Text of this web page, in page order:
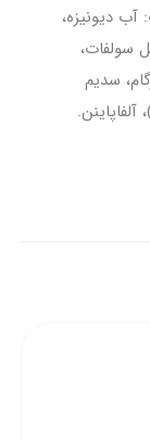
دیونیزه،
سولفات،
سدیم